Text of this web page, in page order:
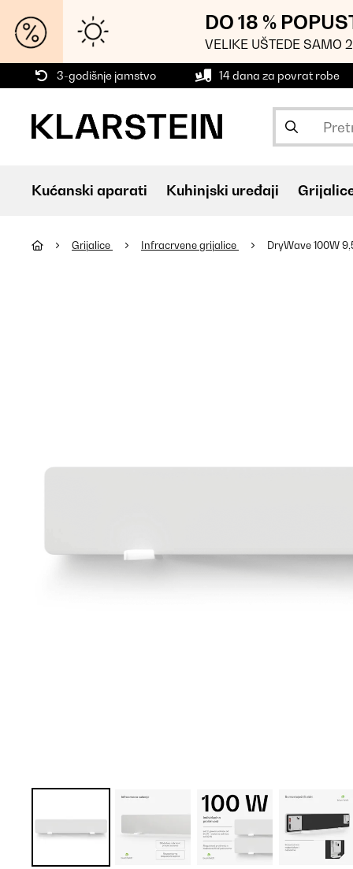
DO 18 %
VELIKE UŠTEDE SAMO
3-godišnje jamstvo 14 dana za povrat robe
Kućanski aparati Kuhinjski uređaji
Grijalice Infracrvene grijalice DryWave 100W